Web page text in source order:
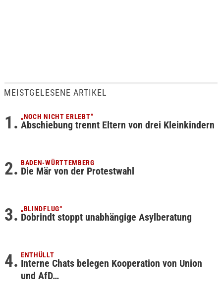
MEISTGELESENE ARTIKEL
„NOCH NICHT ERLEBT“
Abschiebung trennt Eltern von drei Kleinkindern
BADEN-WÜRTTEMBERG
Die Mär von der Protestwahl
„BLINDFLUG“
Dobrindt stoppt unabhängige Asylberatung
ENTHÜLLT
Interne Chats belegen Kooperation von Union
und AfD…